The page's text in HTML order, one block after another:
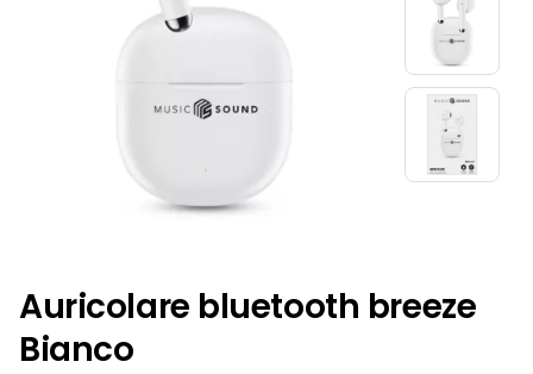
Auricolare bluetooth breeze
Bianco